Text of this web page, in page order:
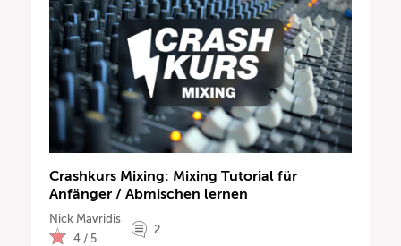
Crashkurs Mixing: Mixing Tutorial für
Anfänger / Abmischen lernen
Nick Mavridis
4 / 5
2